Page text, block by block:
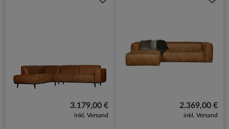
3.179,00 €
inkl. Versand
2.369,00 €
inkl. Versand